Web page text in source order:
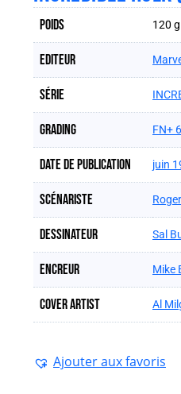
Poids 120 g
Editeur
Série
Grading FN+
Date de publication juin
Scénariste
Dessinateur Sal
Encreur Mike
Cover artist Al
Ajouter aux favoris